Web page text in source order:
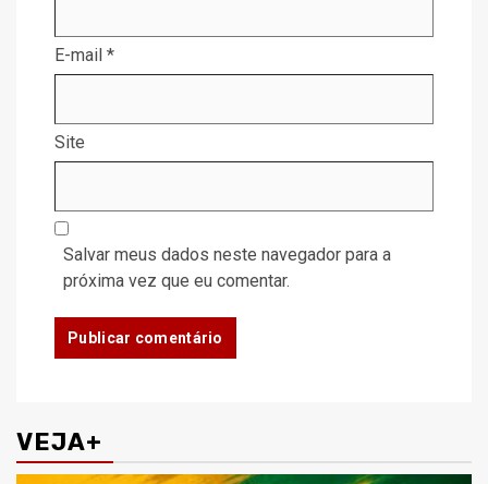
E-mail *
Site
Salvar meus dados neste navegador para a
próxima vez que eu comentar.
VEJA+